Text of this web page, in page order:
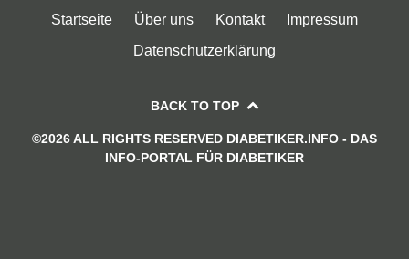
Startseite Über uns Kontakt
Impressum
Datenschutzerklärung
BACK TO TOP
©2026 ALL RIGHTS RESERVED DIABETIKER.INFO - DAS
INFO-PORTAL FÜR DIABETIKER